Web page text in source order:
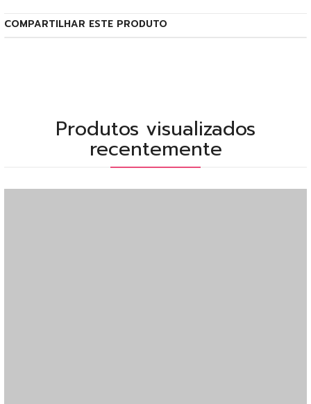
COMPARTILHAR ESTE PRODUTO
Produtos visualizados
recentemente